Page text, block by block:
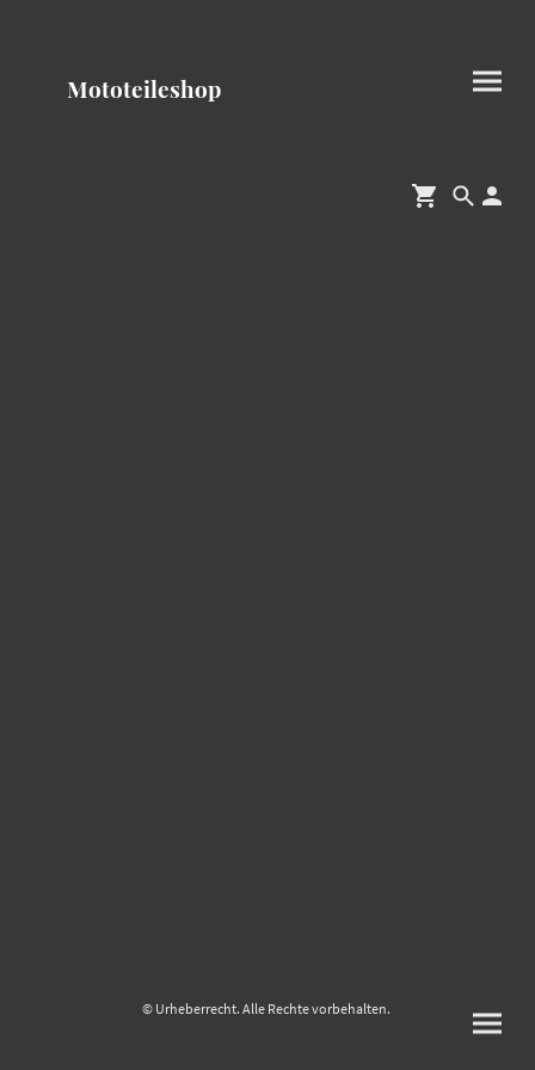
Mototeileshop
© Urheberrecht. Alle Rechte vorbehalten.